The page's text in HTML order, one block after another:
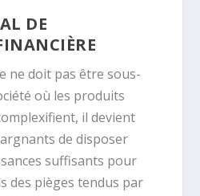
DE
ne doit pas être sous-
où les produits
il devient
de disposer
suffisants pour
des pièges tendus par